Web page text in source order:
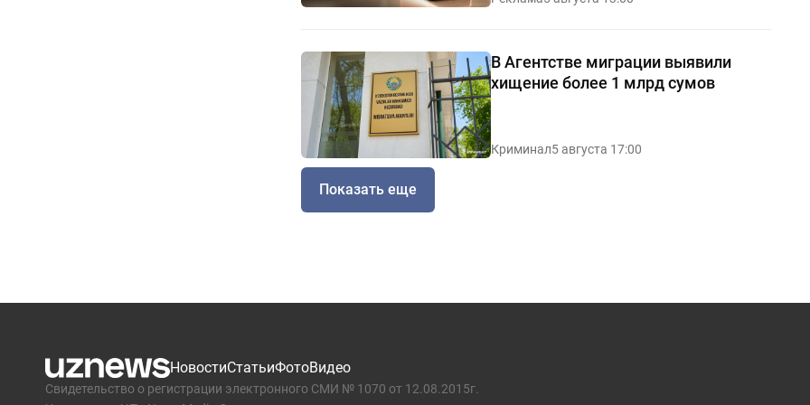
В Агентстве миграции выявили
хищение более 1 млрд сумов
Криминал5 августа 17:00
Показать еще
НовостиСтатьиФотоВидео
Свидетельство о регистрации электронного СМИ № 1070 от 12.08.2015г.